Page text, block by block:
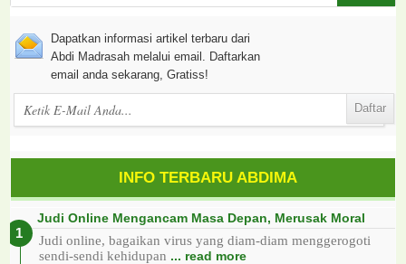
Dapatkan informasi artikel terbaru dari
Abdi Madrasah melalui email. Daftarkan
email anda sekarang, Gratiss!
INFO TERBARU ABDIMA
Judi Online Mengancam Masa Depan, Merusak Moral
Judi online, bagaikan virus yang diam-diam menggerogoti
sendi-sendi kehidupan ... read more